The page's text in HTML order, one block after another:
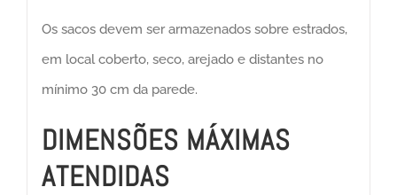
Os sacos devem ser armazenados sobre estrados,
em local coberto, seco, arejado e distantes no
mínimo 30 cm da parede.
DIMENSÕES MÁXIMAS
ATENDIDAS